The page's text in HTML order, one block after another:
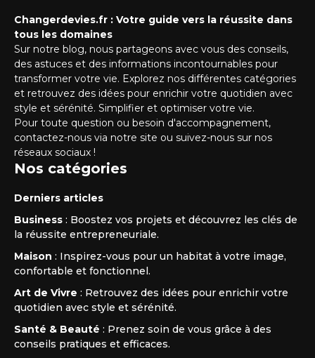
Changerdevies.fr : Votre guide vers la réussite dans
tous les domaines
Sur notre blog, nous partageons avec vous des conseils,
des astuces et des informations incontournables pour
transformer votre vie. Explorez nos différentes catégories
et retrouvez des idées pour enrichir votre quotidien avec
style et sérénité. Simplifier et optimiser votre vie.
Pour toute question ou besoin d'accompagnement,
contactez-nous via notre site ou suivez-nous sur nos
réseaux sociaux !
Nos catégories
Derniers articles
Business : Boostez vos projets et découvrez les clés de
la réussite entrepreneuriale.
Maison : Inspirez-vous pour un habitat à votre image,
confortable et fonctionnel.
Art de Vivre : Retrouvez des idées pour enrichir votre
quotidien avec style et sérénité.
Santé & Beauté : Prenez soin de vous grâce à des
conseils pratiques et efficaces.